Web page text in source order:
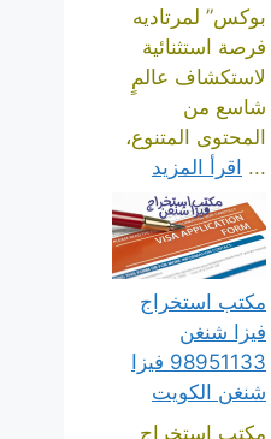
بوكس” لمرتاديه
فرصة استثنائية
لاستكشاف عالمٍ
شاسع من
المحتوى المتنوع،
... اقرأ المزيد
مكتب استخراج
فيزا شنغن
98951133 فيزا
شنغن الكويت
مكتب استخراج